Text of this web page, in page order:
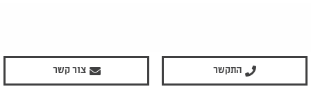
התקשר צור קשר